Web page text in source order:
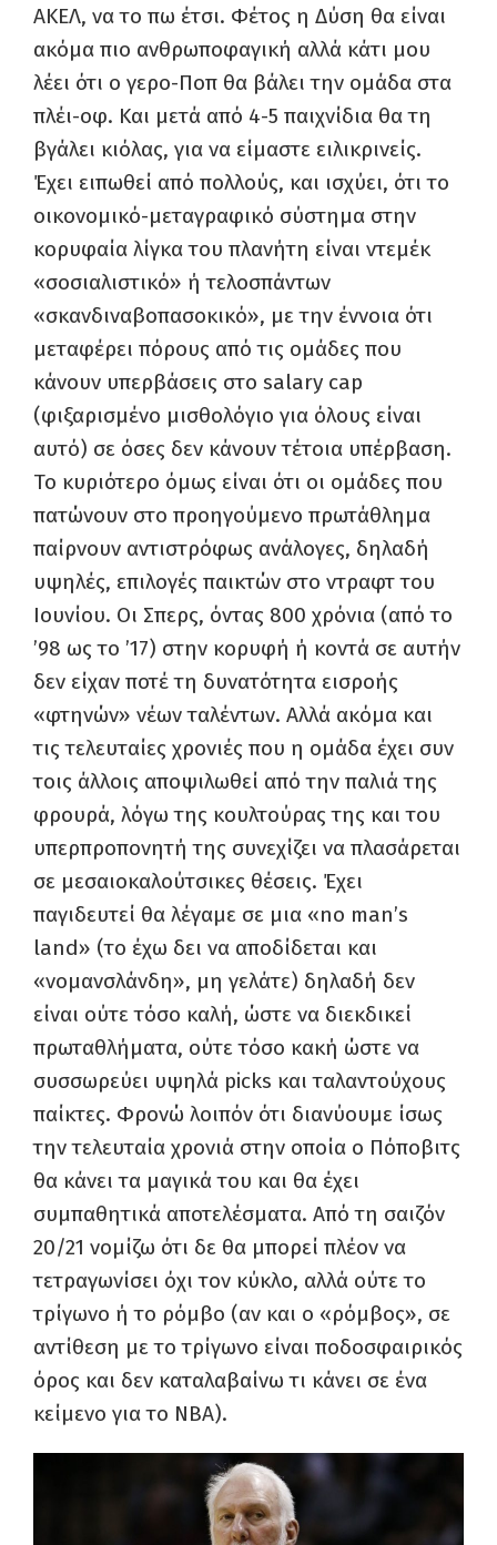
ΑΚΕΛ, να το πω έτσι. Φέτος η Δύση θα είναι
ακόμα πιο ανθρωποφαγική αλλά κάτι μου
λέει ότι ο γερο-Ποπ θα βάλει την ομάδα στα
πλέι-οφ. Και μετά από 4-5 παιχνίδια θα τη
βγάλει κιόλας, για να είμαστε ειλικρινείς.
Έχει ειπωθεί από πολλούς, και ισχύει, ότι το
οικονομικό-μεταγραφικό σύστημα στην
κορυφαία λίγκα του πλανήτη είναι ντεμέκ
«σοσιαλιστικό» ή τελοσπάντων
«σκανδιναβοπασοκικό», με την έννοια ότι
μεταφέρει πόρους από τις ομάδες που
κάνουν υπερβάσεις στο salary cap
(φιξαρισμένο μισθολόγιο για όλους είναι
αυτό) σε όσες δεν κάνουν τέτοια υπέρβαση.
Το κυριότερο όμως είναι ότι οι ομάδες που
πατώνουν στο προηγούμενο πρωτάθλημα
παίρνουν αντιστρόφως ανάλογες, δηλαδή
υψηλές, επιλογές παικτών στο ντραφτ του
Ιουνίου. Οι Σπερς, όντας 800 χρόνια (από το
’98 ως το ’17) στην κορυφή ή κοντά σε αυτήν
δεν είχαν ποτέ τη δυνατότητα εισροής
«φτηνών» νέων ταλέντων. Αλλά ακόμα και
τις τελευταίες χρονιές που η ομάδα έχει συν
τοις άλλοις αποψιλωθεί από την παλιά της
φρουρά, λόγω της κουλτούρας της και του
υπερπροπονητή της συνεχίζει να πλασάρεται
σε μεσαιοκαλούτσικες θέσεις. Έχει
παγιδευτεί θα λέγαμε σε μια «no man’s
land» (το έχω δει να αποδίδεται και
«νομανσλάνδη», μη γελάτε) δηλαδή δεν
είναι ούτε τόσο καλή, ώστε να διεκδικεί
πρωταθλήματα, ούτε τόσο κακή ώστε να
συσσωρεύει υψηλά picks και ταλαντούχους
παίκτες. Φρονώ λοιπόν ότι διανύουμε ίσως
την τελευταία χρονιά στην οποία ο Πόποβιτς
θα κάνει τα μαγικά του και θα έχει
συμπαθητικά αποτελέσματα. Από τη σαιζόν
20/21 νομίζω ότι δε θα μπορεί πλέον να
τετραγωνίσει όχι τον κύκλο, αλλά ούτε το
τρίγωνο ή το ρόμβο (αν και ο «ρόμβος», σε
αντίθεση με το τρίγωνο είναι ποδοσφαιρικός
όρος και δεν καταλαβαίνω τι κάνει σε ένα
κείμενο για το ΝΒΑ).